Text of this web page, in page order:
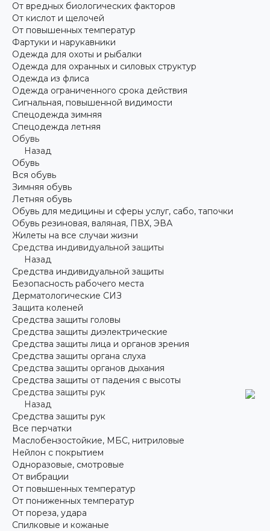
От вредных биологических факторов
От кислот и щелочей
От повышенных температур
Фартуки и нарукавники
Одежда для охоты и рыбалки
Одежда для охранных и силовых структур
Одежда из флиса
Одежда ограниченного срока действия
Сигнальная, повышенной видимости
Спецодежда зимняя
Спецодежда летняя
Обувь
Назад
Обувь
Вся обувь
Зимняя обувь
Летняя обувь
Обувь для медицины и сферы услуг, сабо, тапочки
Обувь резиновая, валяная, ПВХ, ЭВА
Жилеты на все случаи жизни
Средства индивидуальной защиты
Назад
Средства индивидуальной защиты
Безопасность рабочего места
Дерматологические СИЗ
Защита коленей
Средства защиты головы
Средства защиты диэлектрические
Средства защиты лица и органов зрения
Средства защиты органа слуха
Средства защиты органов дыхания
Средства защиты от падения с высоты
Средства защиты рук
Назад
Средства защиты рук
Все перчатки
Маслобензостойкие, МБС, нитриловые
Нейлон с покрытием
Одноразовые, смотровые
От вибрации
От повышенных температур
От пониженных температур
От пореза, удара
Спилковые и кожаные